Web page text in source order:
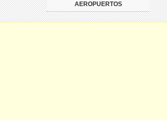
AEROPUERTOS